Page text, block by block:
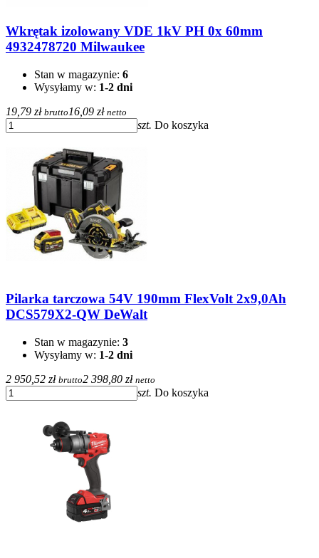
Wkrętak izolowany VDE 1kV PH 0x 60mm
4932478720 Milwaukee
Stan w magazynie: 6
Wysyłamy w: 1-2 dni
19,79 zł brutto 16,09 zł netto
szt. Do koszyka
Pilarka tarczowa 54V 190mm FlexVolt 2x9,0Ah
DCS579X2-QW DeWalt
Stan w magazynie: 3
Wysyłamy w: 1-2 dni
2 950,52 zł brutto2 398,80 zł netto
szt. Do koszyka